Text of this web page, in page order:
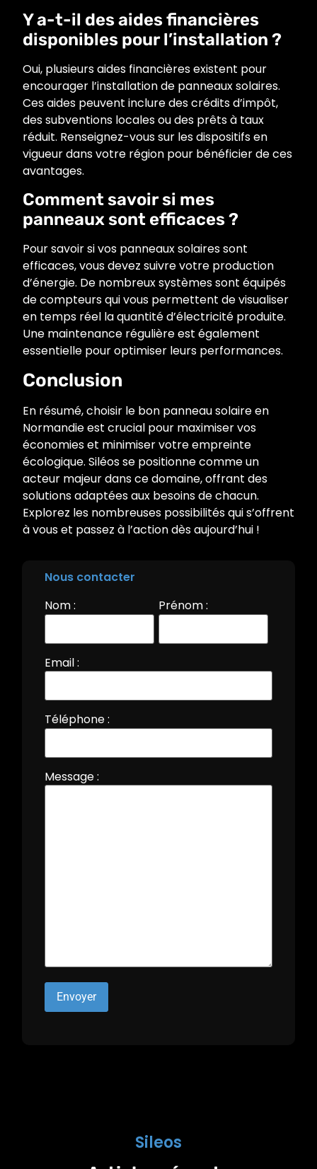
Y a-t-il des aides financières
disponibles pour l’installation ?
Oui, plusieurs aides financières existent pour
encourager l’installation de panneaux solaires.
Ces aides peuvent inclure des crédits d’impôt,
des subventions locales ou des prêts à taux
réduit. Renseignez-vous sur les dispositifs en
vigueur dans votre région pour bénéficier de ces
avantages.
Comment savoir si mes
panneaux sont efficaces ?
Pour savoir si vos panneaux solaires sont
efficaces, vous devez suivre votre production
d’énergie. De nombreux systèmes sont équipés
de compteurs qui vous permettent de visualiser
en temps réel la quantité d’électricité produite.
Une maintenance régulière est également
essentielle pour optimiser leurs performances.
Conclusion
En résumé, choisir le bon panneau solaire en
Normandie est crucial pour maximiser vos
économies et minimiser votre empreinte
écologique. Siléos se positionne comme un
acteur majeur dans ce domaine, offrant des
solutions adaptées aux besoins de chacun.
Explorez les nombreuses possibilités qui s’offrent
à vous et passez à l’action dès aujourd’hui !
Nous contacter
Nom :
Prénom :
Email :
Téléphone :
Message :
Sileos